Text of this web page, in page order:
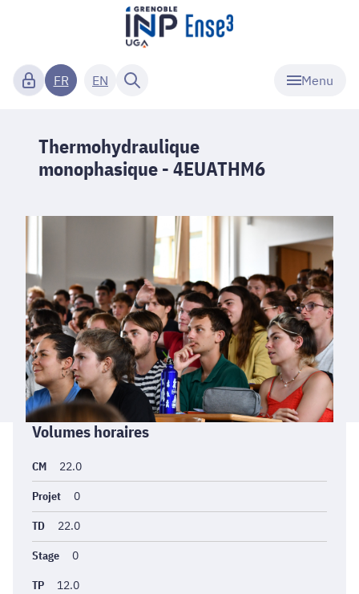
Menu
FR EN
Thermohydraulique
monophasique - 4EUATHM6
Informations
générales
Volumes horaires
CM 22.0
Projet 0
TD 22.0
Stage 0
TP 12.0